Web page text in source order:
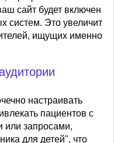
сайт будет включен
систем. Это увеличит
ищущих именно
настраивать
пациентов с
или запросами,
для детей", что